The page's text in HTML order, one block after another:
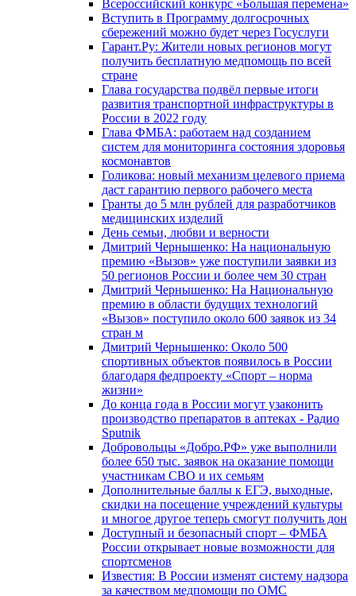
Всероссийский конкурс «Большая перемена»
Вступить в Программу долгосрочных
сбережений можно будет через Госуслуги
Гарант.Ру: Жители новых регионов могут
получить бесплатную медпомощь по всей
стране
Глава государства подвёл первые итоги
развития транспортной инфраструктуры в
России в 2022 году
Глава ФМБА: работаем над созданием
систем для мониторинга состояния здоровья
космонавтов
Голикова: новый механизм целевого приема
даст гарантию первого рабочего места
Гранты до 5 млн рублей для разработчиков
медицинских изделий
День семьи, любви и верности
Дмитрий Чернышенко: На национальную
премию «Вызов» уже поступили заявки из
50 регионов России и более чем 30 стран
Дмитрий Чернышенко: На Национальную
премию в области будущих технологий
«Вызов» поступило около 600 заявок из 34
стран м
Дмитрий Чернышенко: Около 500
спортивных объектов появилось в России
благодаря федпроекту «Спорт – норма
жизни»
До конца года в России могут узаконить
производство препаратов в аптеках - Радио
Sputnik
Добровольцы «Добро.РФ» уже выполнили
более 650 тыс. заявок на оказание помощи
участникам СВО и их семьям
Дополнительные баллы к ЕГЭ, выходные,
скидки на посещение учреждений культуры
и многое другое теперь смогут получить дон
Доступный и безопасный спорт – ФМБА
России открывает новые возможности для
спортсменов
Известия: В России изменят систему надзора
за качеством медпомощи по ОМС